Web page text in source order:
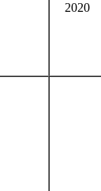
2020